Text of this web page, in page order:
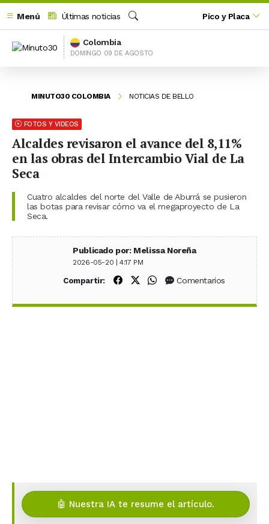
Menú
Últimas noticias
Buscar
Pico y Placa
Colombia
DOMINGO 09 DE AGOSTO
MINUTO30 COLOMBIA NOTICIAS DE BELLO
FOTOS Y VIDEOS
Alcaldes revisaron el avance del 8,11%
en las obras del Intercambio Vial de La
Seca
Cuatro alcaldes del norte del Valle de Aburrá se pusieron
las botas para revisar cómo va el megaproyecto de La
Seca.
Publicado por: Melissa Noreña
2026-05-20 | 4:17 PM
Compartir: Compartir en Facebook
Compartir en X (Twitter)
Compartir en WhatsApp
Comentarios
🤖 Nuestra IA te resume el artículo.